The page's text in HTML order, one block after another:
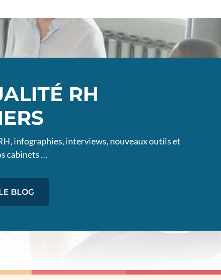
RH
infographies, interviews, nouveaux outils et
cabinets …
BLOG